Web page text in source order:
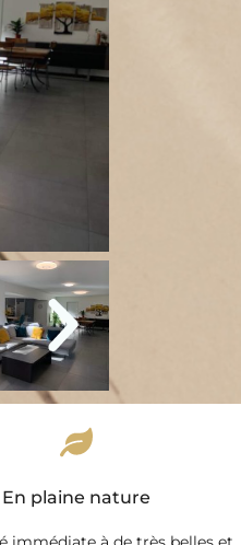
En plaine nature